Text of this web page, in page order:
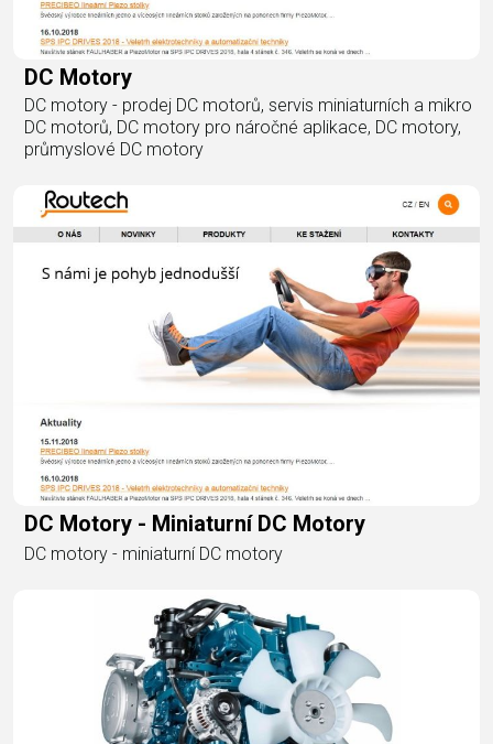
DC Motory
DC motory - prodej DC motorů, servis miniaturních a mikro
DC motorů, DC motory pro náročné aplikace, DC motory,
průmyslové DC motory
DC Motory - Miniaturní DC Motory
DC motory - miniaturní DC motory